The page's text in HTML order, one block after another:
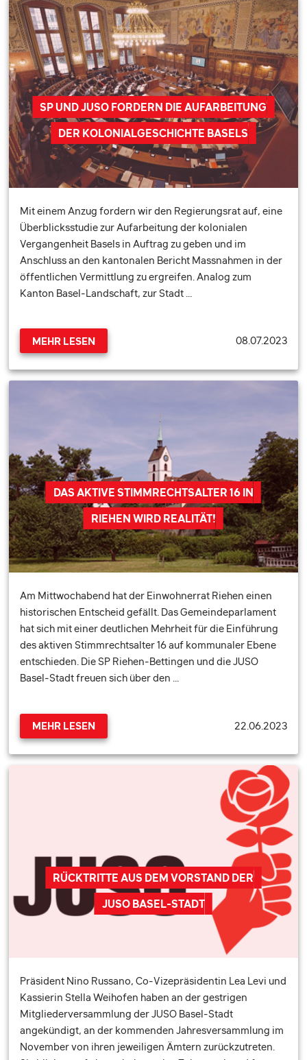
SP UND JUSO FORDERN DIE AUFARBEITUNG
DER KOLONIALGESCHICHTE BASELS
Mit einem Anzug fordern wir den Regierungsrat auf, eine
Überblicksstudie zur Aufarbeitung der kolonialen
Vergangenheit Basels in Auftrag zu geben und im
Anschluss an den kantonalen Bericht Massnahmen in der
öffentlichen Vermittlung zu ergreifen. Analog zum
Kanton Basel-Landschaft, zur Stadt …
MEHR LESEN 08.07.2023
DAS AKTIVE STIMMRECHTSALTER 16 IN
RIEHEN WIRD REALITÄT!
Am Mittwochabend hat der Einwohnerrat Riehen einen
historischen Entscheid gefällt. Das Gemeindeparlament
hat sich mit einer deutlichen Mehrheit für die Einführung
des aktiven Stimmrechtsalter 16 auf kommunaler Ebene
entschieden. Die SP Riehen-Bettingen und die JUSO
Basel-Stadt freuen sich über den …
MEHR LESEN 22.06.2023
RÜCKTRITTE AUS DEM VORSTAND DER
JUSO BASEL-STADT
Präsident Nino Russano, Co-Vizepräsidentin Lea Levi und
Kassierin Stella Weihofen haben an der gestrigen
Mitgliederversammlung der JUSO Basel-Stadt
angekündigt, an der kommenden Jahresversammlung im
November von ihren jeweiligen Ämtern zurückzutreten.